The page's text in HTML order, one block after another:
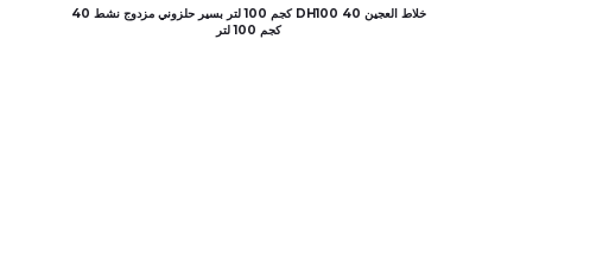
خلاط العجين DH100 40 كجم 100 لتر بسير حلزوني مزدوج نشط 40
كجم 100 لتر